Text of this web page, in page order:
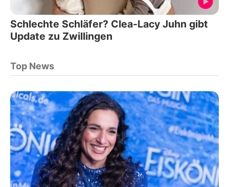
Schlechte Schläfer? Clea-Lacy Juhn gibt
Update zu Zwillingen
Top News